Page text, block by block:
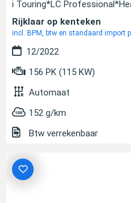
i Touring*LC
Rijklaar op kenteken
incl. BPM, btw en standaard import
12/2022
156 PK (115 KW)
Automaat
152 g/km
Btw verrekenbaar